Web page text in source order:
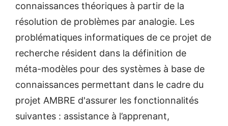
connaissances théoriques à partir de la
résolution de problèmes par analogie. Les
problématiques informatiques de ce projet de
recherche résident dans la définition de
méta-modèles pour des systèmes à base de
connaissances permettant dans le cadre du
projet AMBRE d'assurer les fonctionnalités
suivantes : assistance à l’apprenant,